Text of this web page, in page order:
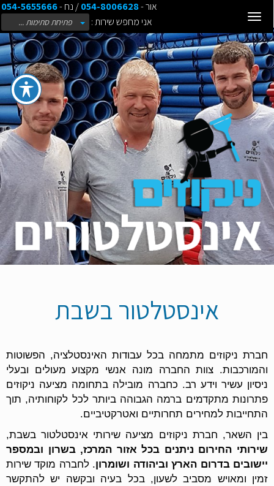
Toggle
אור -054-8006628/ נח -054-5655666
אני מחפש שירות :
פתיחת סתימות ...
אינסטלטור בשבת
חברת ניקוזים מתמחה בכל עבודות האינסטלציה, הפשוטות
והמורכבות. צוות החברה מונה אנשי מקצוע מעולים ובעלי
ניסיון עשיר וידע רב. כחברה מובילה בתחומה מציעה ניקוזים
פתרונות מתקדמים ברמה הגבוהה ביותר לכל לקוחותיה, תוך
התחייבות למחירים תחרותיים ואטרקטיביים.
בין השאר, חברת ניקוזים מציעה שירותי אינסטלטור בשבת,
שירותי החירום ניתנים בכל אזור המרכז, בשרון ובמספר
יישובים בדרום הארץ וביהודה ושומרון. לחברה מוקד שירות
זמין ומאויש מסביב לשעון, בכל בעיה ובקשה יש להתקשר